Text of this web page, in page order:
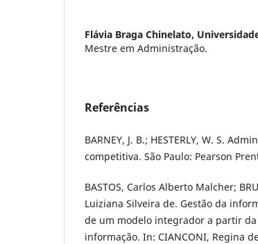
Flávia Braga Chinelato,
Mestre em Administração.
Referências
BARNEY, J. B.; HESTERLY, W. S.
competitiva. São Paulo: Pearson
BASTOS, Carlos Alberto Malcher;
Luiziana Silveira de. Gestão da
de um modelo integrador a partir
informação. In: CIANCONI, Regina